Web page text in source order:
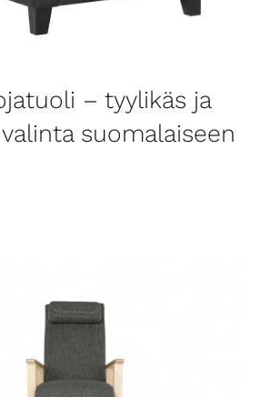
– tyylikäs ja
suomalaiseen